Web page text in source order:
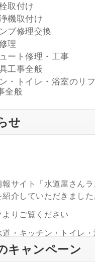
取付け
機取付け
プ修理交換
理
ート修理・工事
工事全般
・トイレ・浴室のリフ
全般
せ
報サイト「水道屋さん
介していただきました
よりご覧ください
道・キッチン・トイレ
り抜き業者の比較は水道
キャンペーン